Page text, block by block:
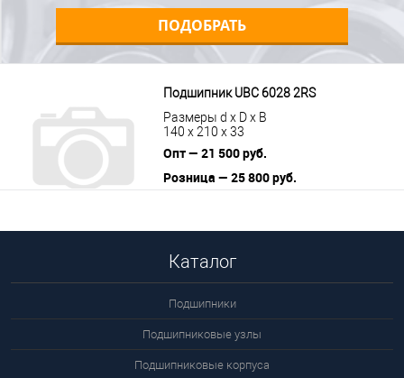
ПОДОБРАТЬ
Подшипник UBC 6028 2RS
Размеры d x D x B
140 x 210 x 33
Опт — 21 500 руб.
Розница — 25 800 руб.
Каталог
Подшипники
Подшипниковые узлы
Подшипниковые корпуса